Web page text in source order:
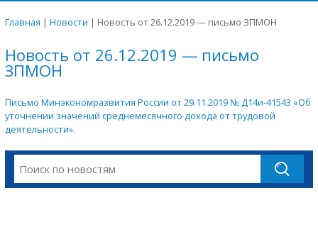
Главная | Новости | Новость от 26.12.2019 — письмо ЗПМОН
Новость от 26.12.2019 — письмо
ЗПМОН
Письмо Минэкономразвития России от 29.11.2019 № Д14и-41543 «Об
уточнении значений среднемесячного дохода от трудовой
деятельности».